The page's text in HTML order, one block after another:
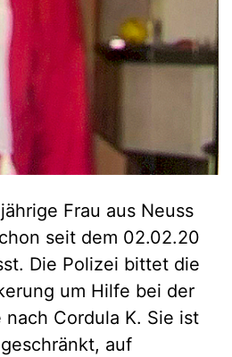
Frau aus Neuss
seit dem 02.02.20
Die Polizei bittet die
um Hilfe bei der
nach Cordula K. Sie ist
auf